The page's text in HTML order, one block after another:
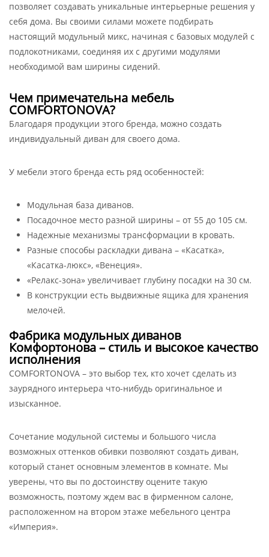
позволяет создавать уникальные интерьерные решения у
себя дома. Вы своими силами можете подбирать
настоящий модульный микс, начиная с базовых модулей с
подлокотниками, соединяя их с другими модулями
необходимой вам ширины сидений.
Чем примечательна мебель
COMFORTONOVA?
Благодаря продукции этого бренда, можно создать
индивидуальный диван для своего дома.
У мебели этого бренда есть ряд особенностей:
Модульная база диванов.
Посадочное место разной ширины – от 55 до 105 см.
Надежные механизмы трансформации в кровать.
Разные способы раскладки дивана – «Касатка»,
«Касатка-люкс», «Венеция».
«Релакс-зона» увеличивает глубину посадки на 30 см.
В конструкции есть выдвижные ящика для хранения
мелочей.
Фабрика модульных диванов
Комфортонова – стиль и высокое качество
исполнения
COMFORTONOVA – это выбор тех, кто хочет сделать из
заурядного интерьера что-нибудь оригинальное и
изысканное.
Сочетание модульной системы и большого числа
возможных оттенков обивки позволяют создать диван,
который станет основным элементов в комнате. Мы
уверены, что вы по достоинству оцените такую
возможность, поэтому ждем вас в фирменном салоне,
расположенном на втором этаже мебельного центра
«Империя».